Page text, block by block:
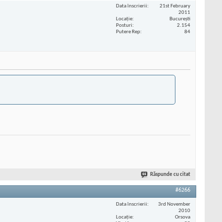
Data înscrierii
21st February
2011
Locaţie
București
Posturi
2.154
Putere Rep
84
Răspunde cu citat
#6266
Data înscrierii
3rd November
2010
Locaţie
Orsova